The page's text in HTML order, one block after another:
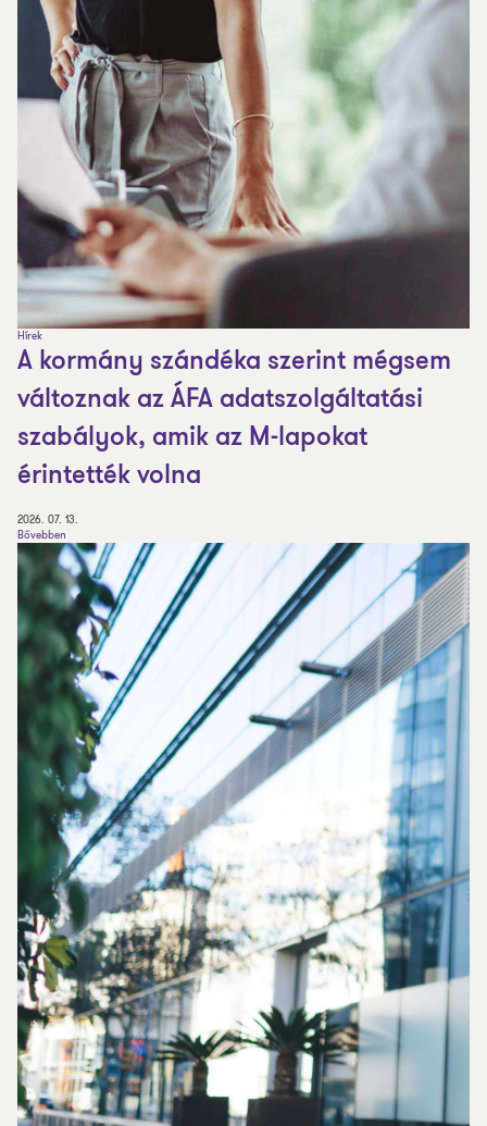
Hírek
A kormány szándéka szerint mégsem
változnak az ÁFA adatszolgáltatási
szabályok, amik az M-lapokat
érintették volna
2026. 07. 13.
Bővebben